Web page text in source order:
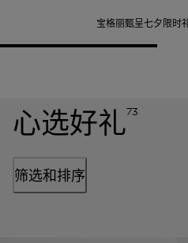
宝格丽甄呈七夕限时
心选好礼73
筛选和排序